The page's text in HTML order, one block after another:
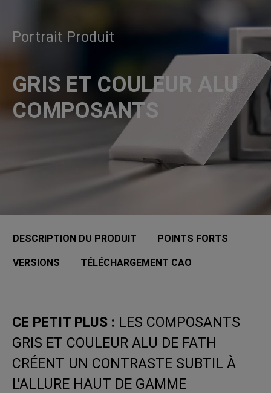
Portrait Produit
GRIS ET COULEUR ALU
COMPOSANTS
DESCRIPTION DU PRODUIT POINTS FORTS
VERSIONS TÉLÉCHARGEMENT CAO
CE PETIT PLUS : LES COMPOSANTS
GRIS ET COULEUR ALU DE FATH
CRÉENT UN CONTRASTE SUBTIL À
L'ALLURE HAUT DE GAMME